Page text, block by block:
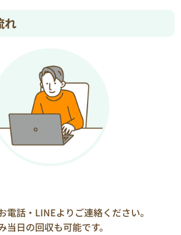
れ
電話・LINEよりご連絡ください。
当日の回収も可能です。